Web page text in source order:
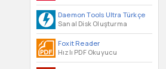
Daemon Tools Ultra Türkçe
Sanal Disk Oluşturma
Foxit Reader
Hızlı PDF Okuyucu